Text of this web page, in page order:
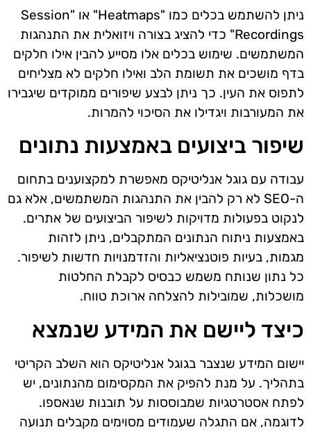
ניתן להשתמש בכלים כמו "Heatmaps" או "Session
Recordings" כדי להציג בצורה ויזואלית את התנהגות
המשתמשים. שימוש בכלים אלו מסייע להבין אילו חלקים
בדף מושכים את תשומת הלב ואילו חלקים לא מצליחים
לתפוס את העין. כך ניתן לבצע שיפורים ממוקדים שיגבירו
את המעורבות ויגדילו את הסיכוי להמרות.
שיפור ביצועים באמצעות נתונים
עבודה עם גוגל אנליטיקס מאפשרת למקצוענים בתחום
ה-SEO לא רק להבין את התנהגות המשתמשים, אלא גם
לנקוט בפעולות מדויקות לשיפור הביצועים של אתרים.
באמצעות ניתוח הנתונים המתקבלים, ניתן לזהות
מגמות, בעיות פוטנציאליות והזדמנויות חדשות לשיפור.
כל נתון שנותח משמש כבסיס לקבלת החלטות
מושכלות, שמובילות להצלחה ארוכת טווח.
כיצד ליישם את המידע שנמצא
יישום המידע שנצבר בגוגל אנליטיקס הוא השלב הקריטי
בתהליך. על מנת להפיק את המקסימום מהנתונים, יש
לפתח אסטרטגיות שמבוססות על תובנות שנאספו.
לדוגמה, אם התגלה שעמודים מסוימים מקבלים תנועה